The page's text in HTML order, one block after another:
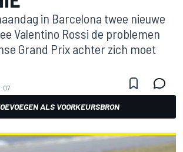
in Barcelona twee nieuwe
Valentino Rossi de problemen
Grand Prix achter zich moet
ALS VOORKEURSBRON